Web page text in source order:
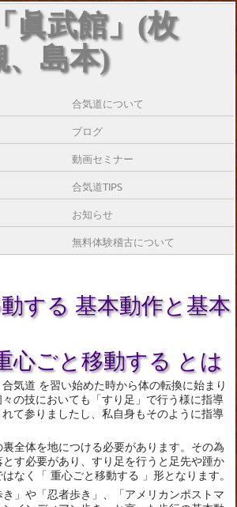
眞武館」(枚
、島本)
合気道について
ブログ
動画セミナー
合気道TIPS
お知らせ
無料体験稽古について
する 基本動作と基本
心ごと移動する とは
合気道 を習い始めた時から体の転換に始まり
々の技においても「すり足」で行う様に指導
れて参りましたし、私自身もそのように指導
裏全体を地につける必要があります。その為
す必要があり、すり足を行うと足先や踵か
なく「 重心ごと移動する 」形となります。
」や「忍者歩き」、「アメリカンポストマ